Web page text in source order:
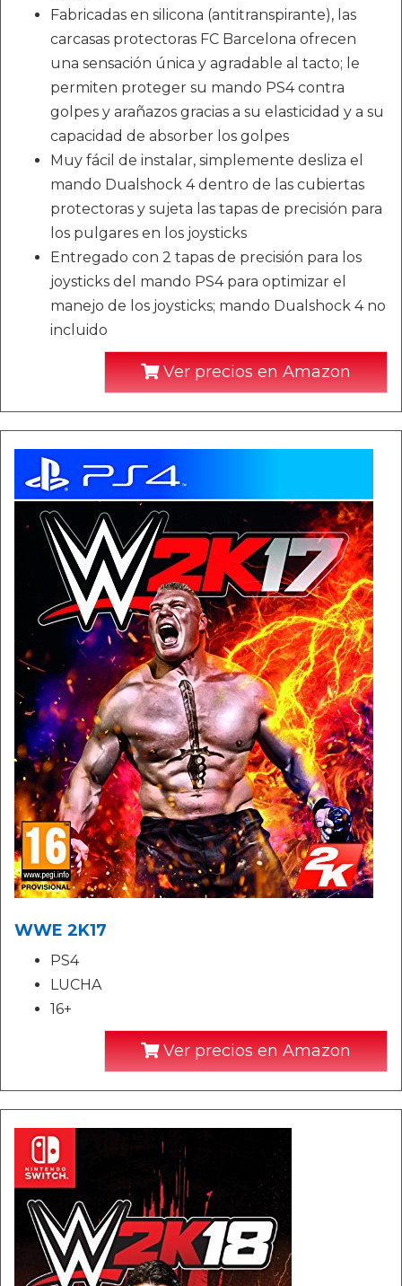
Fabricadas en silicona (antitranspirante), las
carcasas protectoras FC Barcelona ofrecen
una sensación única y agradable al tacto; le
permiten proteger su mando PS4 contra
golpes y arañazos gracias a su elasticidad y a su
capacidad de absorber los golpes
Muy fácil de instalar, simplemente desliza el
mando Dualshock 4 dentro de las cubiertas
protectoras y sujeta las tapas de precisión para
los pulgares en los joysticks
Entregado con 2 tapas de precisión para los
joysticks del mando PS4 para optimizar el
manejo de los joysticks; mando Dualshock 4 no
incluido
Ver precios en Amazon
WWE 2K17
PS4
LUCHA
16+
Ver precios en Amazon